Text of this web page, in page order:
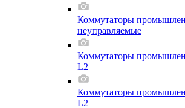
Коммутаторы
неуправляемые
Коммутаторы
L2
Коммутаторы
L2+